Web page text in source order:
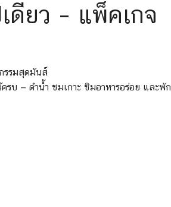
ดียว – แพ็คเกจ
รรมสุดมันส์
รบ — ดำน้ำ ชมเกาะ ชิมอาหารอร่อย และพัก